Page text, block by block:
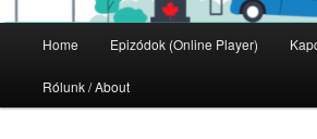
Home Epizódok (Online Player)
Rólunk / About